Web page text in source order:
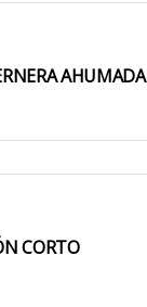
AHUMADA
CORTO